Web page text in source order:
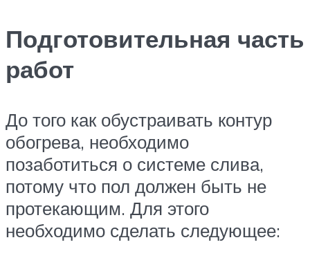
Подготовительная часть
работ
До того как обустраивать контур
обогрева, необходимо
позаботиться о системе слива,
потому что пол должен быть не
протекающим. Для этого
необходимо сделать следующее: